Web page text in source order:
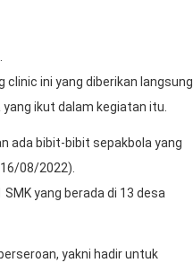
clinic ini yang diberikan langsung
ikut dalam kegiatan itu.
ada bibit-bibit sepakbola yang
08/2022).
yang berada di 13 desa
yakni hadir untuk